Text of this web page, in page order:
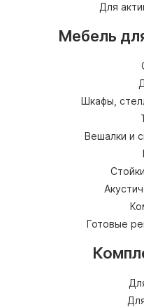
Для
Мебель
Шкафы,
Вешалки и
Готовые